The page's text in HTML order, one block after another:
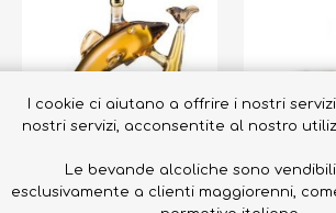
I cookie ci aiutano a offrire i nostri
nostri servizi, acconsentite al nostro
Le bevande alcoliche sono
esclusivamente a clienti maggiorenni,